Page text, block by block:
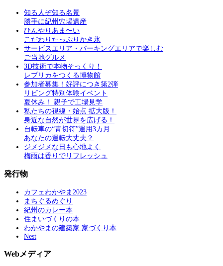
知る人ぞ知る名景
勝手に紀州穴場遺産
ひんやりあま〜い
こだわりたっぷりかき氷
サービスエリア・パーキングエリアで楽しむ
ご当地グルメ
3D技術で本物そっくり！
レプリカをつくる博物館
参加者募集！好評につき第2弾
リビング特別体験イベント
夏休み！ 親子で工場見学
私たちの視線・始点 拡大版！
身近な自然が世界を広げる！
自転車の“青切符”運用3カ月
あなたの運転大丈夫？
ジメジメな日も心地よく
梅雨は香りでリフレッシュ
発行物
カフェわかやま2023
まちぐるめぐり
紀州のカレー本
住まいづくりの本
わかやまの建築家 家づくり本
Nest
Webメディア